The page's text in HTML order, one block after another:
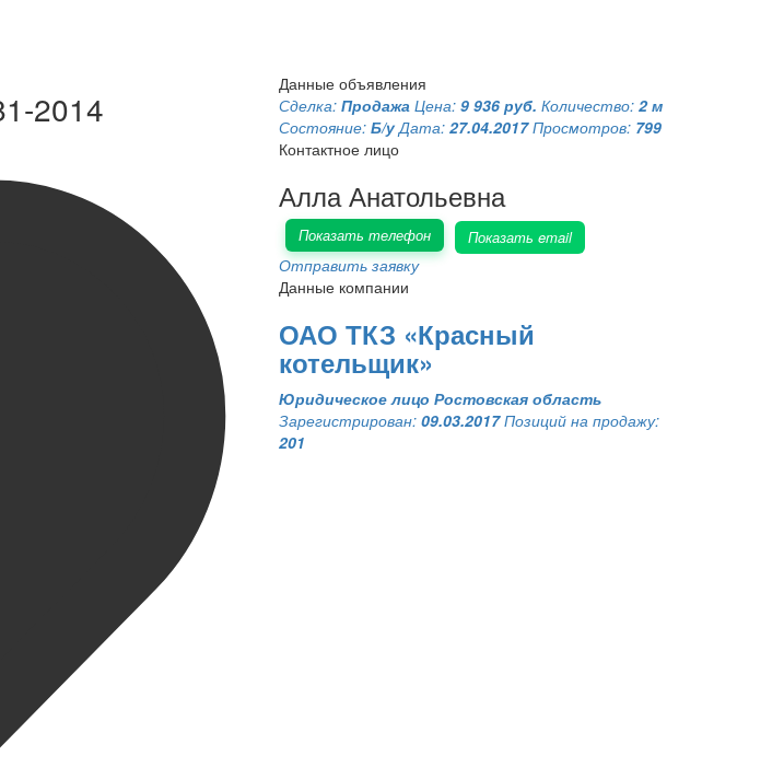
2014
Данные объявления
Сделка: Продажа Цена: 9 936 руб. Количество: 2 м
Состояние: Б/у Дата: 27.04.2017 Просмотров: 799
Контактное лицо
Алла Анатольевна
Показать телефон Показать email
Отправить заявку
Данные компании
ОАО ТКЗ «Красный
котельщик»
Юридическое лицо Ростовская область
Зарегистрирован: 09.03.2017 Позиций на продажу:
201